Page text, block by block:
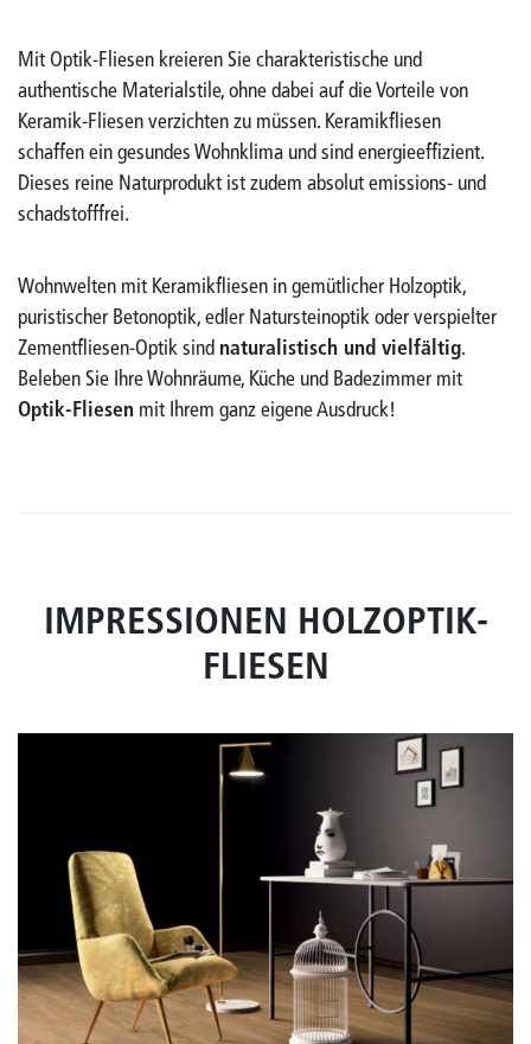
Mit Optik-Fliesen kreieren Sie charakteristische und
authentische Materialstile, ohne dabei auf die Vorteile von
Keramik-Fliesen verzichten zu müssen. Keramikfliesen
schaffen ein gesundes Wohnklima und sind energieeffizient.
Dieses reine Naturprodukt ist zudem absolut emissions- und
schadstofffrei.
Wohnwelten mit Keramikfliesen in gemütlicher Holzoptik,
puristischer Betonoptik, edler Natursteinoptik oder verspielter
Zementfliesen-Optik sind naturalistisch und vielfältig.
Beleben Sie Ihre Wohnräume, Küche und Badezimmer mit
Optik-Fliesen mit Ihrem ganz eigene Ausdruck!
IMPRESSIONEN HOLZOPTIK-
FLIESEN